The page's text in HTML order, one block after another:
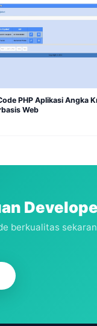
PHP Aplikasi Angka
Web
berkualitas